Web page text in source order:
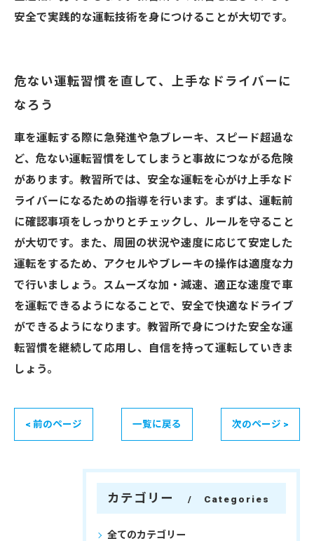
安全で実践的な運転技術を身につけることが大切です。
危ない運転習慣を直して、上手なドライバーに
なろう
車を運転する際に急発進や急ブレーキ、スピード超過な
ど、危ない運転習慣をしてしまうと事故につながる危険
があります。教習所では、安全な運転を心がけ上手なド
ライバーになるための指導を行います。まずは、運転前
に確認事項をしっかりとチェックし、ルールを守ること
が大切です。また、周囲の状況や速度に応じて安定した
運転をするため、アクセルやブレーキの操作は適度な力
で行いましょう。スムーズな加・減速、適正な速度で車
を運転できるようになることで、安全で快適なドライブ
ができるようになります。教習所で身につけた安全な運
転習慣を継続して応用し、自信を持って運転していきま
しょう。
< 前のページ 一覧に戻る 次のページ >
カテゴリー Categories
全てのカテゴリー